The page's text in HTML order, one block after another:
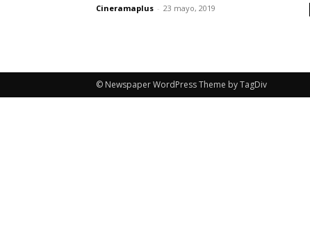
Cineramaplus - 23 mayo, 2019
© Newspaper WordPress Theme by TagDiv